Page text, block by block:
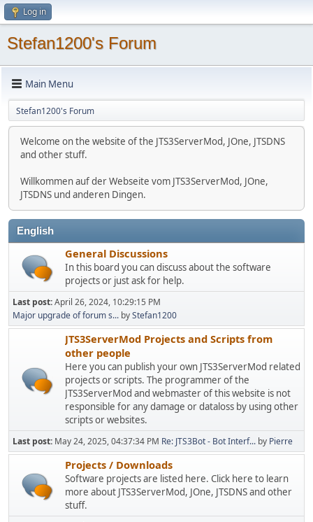
Log in
Stefan1200's Forum
Main Menu
Stefan1200's Forum
Welcome on the website of the JTS3ServerMod, JOne, JTSDNS
and other stuff.
Willkommen auf der Webseite vom JTS3ServerMod, JOne,
JTSDNS und anderen Dingen.
English
General Discussions
In this board you can discuss about the software
projects or just ask for help.
Last post:April 26, 2024, 10:29:15 PM
Major upgrade of forum s... byStefan1200
JTS3ServerMod Projects and Scripts from
other people
Here you can publish your own JTS3ServerMod related
projects or scripts. The programmer of the
JTS3ServerMod and webmaster of this website is not
responsible for any damage or dataloss by using other
scripts or websites.
Last post: May 24, 2025, 04:37:34 PM Re: JTS3Bot - Bot Interf... by Pierre
Projects / Downloads
Software projects are listed here. Click here to learn
more about JTS3ServerMod, JOne, JTSDNS and other
stuff.